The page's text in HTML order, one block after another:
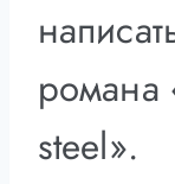
романа
steel».